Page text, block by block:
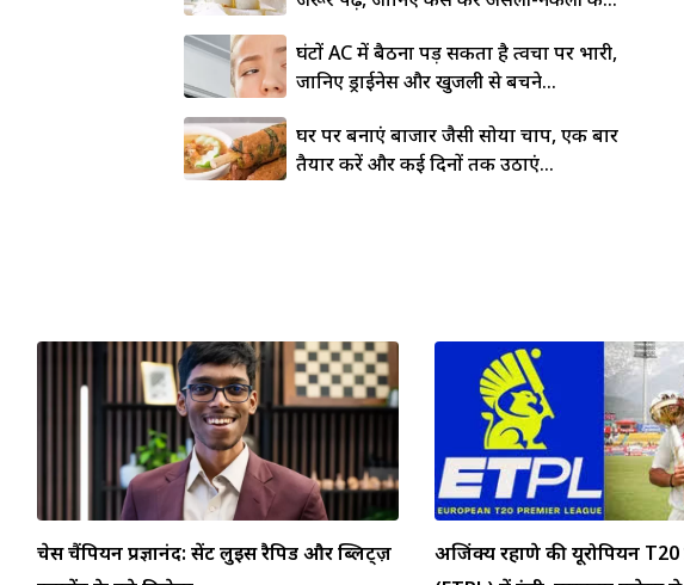
घंटों AC में बैठना पड़ सकता है त्वचा पर भारी,
जानिए ड्राईनेस और खुजली से बचने...
घर पर बनाएं बाजार जैसी सोया चाप, एक बार
तैयार करें और कई दिनों तक उठाएं...
चेस चैंपियन प्रज्ञानंद: सेंट लुइस रैपिड और ब्लिट्ज़
अजिंक्य रहाणे की यूरोपियन T20